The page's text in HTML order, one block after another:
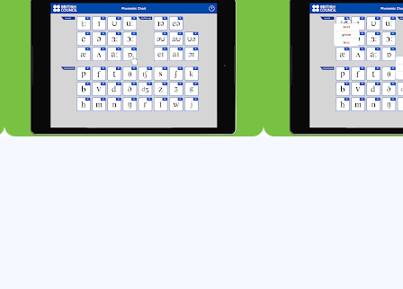
頂部兩行是成對的（頂行 - 清音，第二行 - 配音）。當你點
擊一個塞音聲母，出現元音（ə）。這是因為爆破音都與清
晰度元音記錄。
我們希望您喜歡使用這個圖表！
make the app work better
We hope you enjoy using the app. If you have any
feedback or suggestions, please email us at